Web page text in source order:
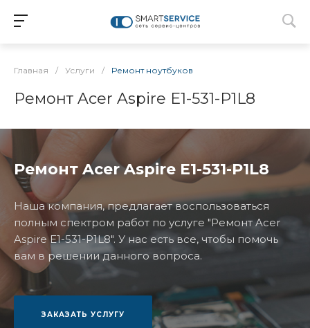
Главная / Услуги / Ремонт ноутбуков
Ремонт Acer Aspire E1-531-P1L8
Ремонт Acer Aspire E1-531-P1L8
Наша компания, предлагает воспользоваться
полным спектром работ по услуге "Ремонт Acer
Aspire E1-531-P1L8". У нас есть все, чтобы помочь
вам в решении данного вопроса.
ЗАКАЗАТЬ УСЛУГУ